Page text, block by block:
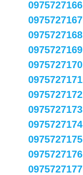
0975727166
0975727167
0975727168
0975727169
0975727170
0975727171
0975727172
0975727173
0975727174
0975727175
0975727176
0975727177